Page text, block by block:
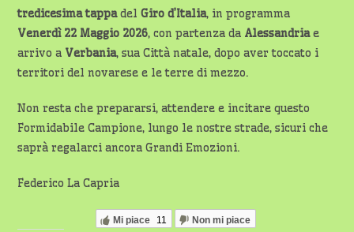
tredicesima tappadel Giro d’Italia, in programma
Venerdì 22 Maggio 2026, con partenza da Alessandriae
arrivo a Verbania, sua Città natale, dopo aver toccato i
territori del novarese e le terre di mezzo.
Non resta che prepararsi, attendere e incitare questo
Formidabile Campione, lungo le nostre strade, sicuri che
saprà regalarci ancora Grandi Emozioni.
Federico La Capria
Mi piace 11 Non mi piace